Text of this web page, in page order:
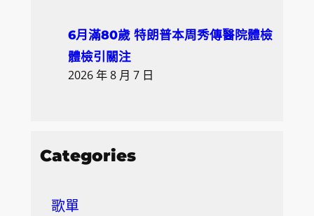
6月滿80歲 特朗普本周秀傳醫院體檢
體檢引關注
2026 年 8 月 7 日
Categories
歌單